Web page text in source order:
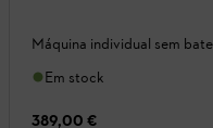
Máquina individual sem
Em stock
389,00 €